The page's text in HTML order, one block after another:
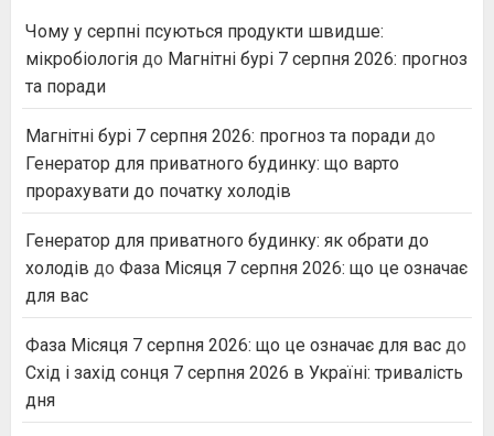
Чому у серпні псуються продукти швидше:
мікробіологія до Магнітні бурі 7 серпня 2026: прогноз
та поради
Магнітні бурі 7 серпня 2026: прогноз та поради до
Генератор для приватного будинку: що варто
прорахувати до початку холодів
Генератор для приватного будинку: як обрати до
холодів до Фаза Місяця 7 серпня 2026: що це означає
для вас
Фаза Місяця 7 серпня 2026: що це означає для вас до
Схід і захід сонця 7 серпня 2026 в Україні: тривалість
дня